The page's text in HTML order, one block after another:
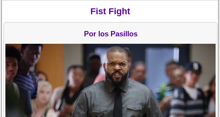
Fist Fight
Por los Pasillos